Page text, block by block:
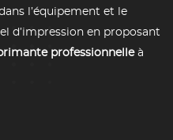
l’équipement et le
d’impression en proposant
professionnelleà